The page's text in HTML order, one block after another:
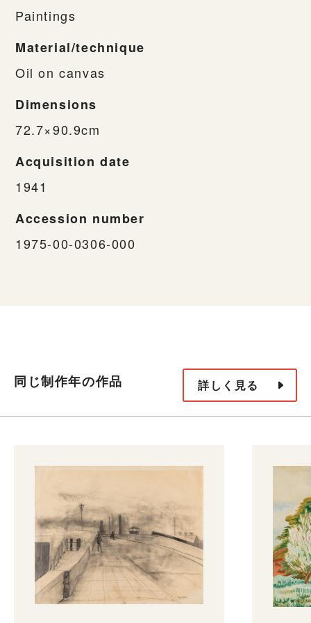
Paintings
Material/technique
Oil on canvas
Dimensions
72.7×90.9cm
Acquisition date
1941
Accession number
1975-00-0306-000
同じ制作年の作品 詳しく見る